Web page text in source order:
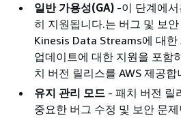
일반 가용성(GA) -이 단계에
히 지원됩니다.는 버그 및 보
Kinesis Data Streams에 대한
업데이트에 대한 지원을 포함
치 버전 릴리스를 AWS 제공합
유지 관리 모드 - 패치 버전 릴
중요한 버그 수정 및 보안 문